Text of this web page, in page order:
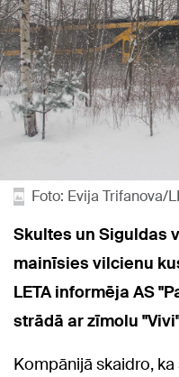
Foto: Evija Trifanova/
Skultes un Siguldas
mainīsies vilcienu
LETA informēja AS
strādā ar zīmolu
Kompānijā skaidro,